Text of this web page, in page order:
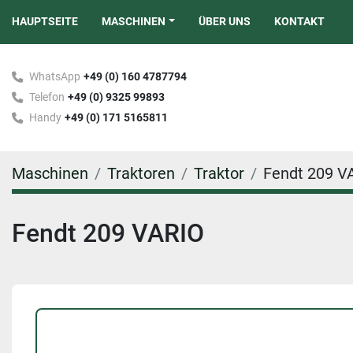
HAUPTSEITE MASCHINEN ÜBER UNS KONTAKT
WhatsApp +49 (0) 160 4787794
Telefon +49 (0) 9325 99893
Handy +49 (0) 171 5165811
Maschinen Traktoren Traktor Fendt 209
Fendt 209 VARIO